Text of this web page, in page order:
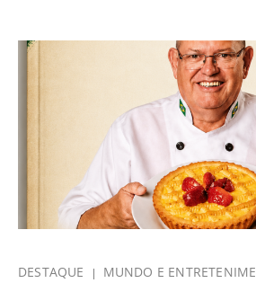
DESTAQUE MUNDO E